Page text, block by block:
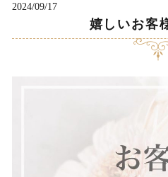
2024/09/17
嬉しいお客